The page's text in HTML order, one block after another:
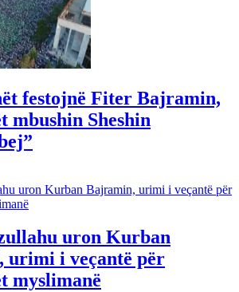
festojnë Fiter Bajramin,
mbushin Sheshin
uron Kurban
urimi i veçantë për
myslimanë